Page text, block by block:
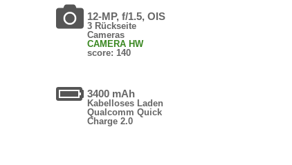
12-MP, f/1.5, OIS
3 Rückseite
Cameras
CAMERA HW
score: 140
3400 mAh
Kabelloses Laden
Qualcomm Quick
Charge 2.0